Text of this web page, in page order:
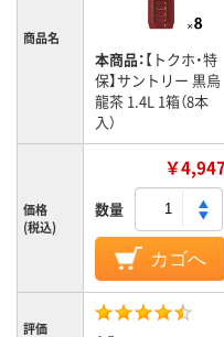
商品名
本商品：【トクホ・特
保】サントリー 黒烏
龍茶 1.4L 1箱（8本
入）
価格
(税込)
￥
数量
カゴへ
評価